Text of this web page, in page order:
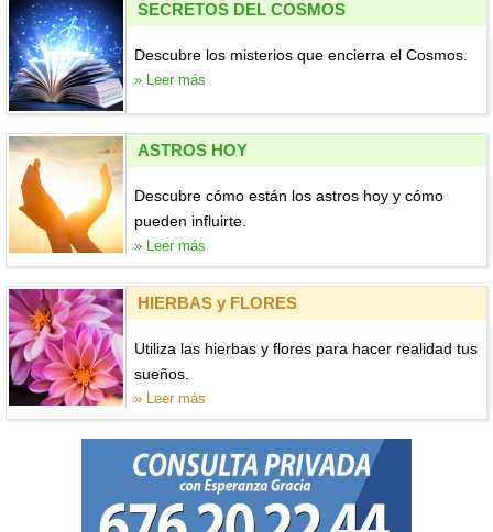
SECRETOS DEL COSMOS
Descubre los misterios que encierra el Cosmos.
» Leer más
ASTROS HOY
Descubre cómo están los astros hoy y cómo
pueden influirte.
» Leer más
HIERBAS y FLORES
Utiliza las hierbas y flores para hacer realidad tus
sueños.
» Leer más